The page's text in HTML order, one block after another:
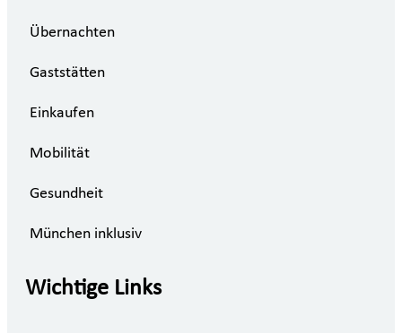
Übernachten
Gaststätten
Einkaufen
Mobilität
Gesundheit
München inklusiv
Wichtige Links